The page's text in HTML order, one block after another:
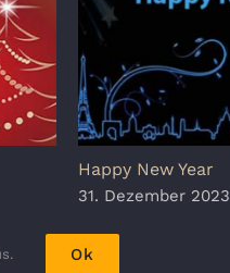
Happy New Year
31. Dezember 2023
Ok